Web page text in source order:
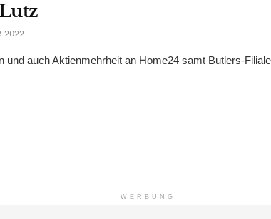
2022
auch Aktienmehrheit an Home24 samt Butlers-
WERBUNG